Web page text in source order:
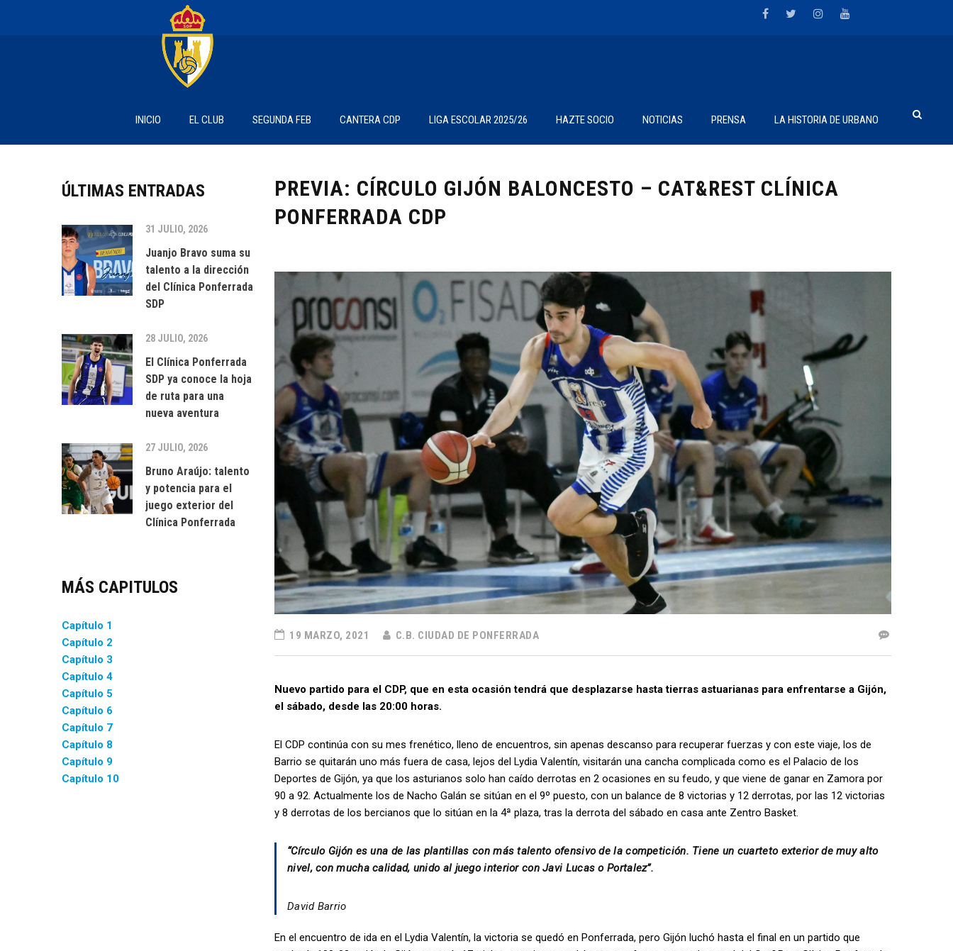
INICIO EL CLUB SEGUNDA FEB CANTERA CDP LIGA ESCOLAR 2025/26 HAZTE SOCIO NOTICIAS PRENSA LA HISTORIA DE URBANO
PREVIA: CÍRCULO GIJÓN BALONCESTO – CAT&REST CLÍNICA
PONFERRADA CDP
19 MARZO, 2021 C.B. CIUDAD DE PONFERRADA
Nuevo partido para el CDP, que en esta ocasión tendrá que desplazarse hasta tierras astuarianas para enfrentarse a Gijón,
el sábado, desde las 20:00 horas.
El CDP continúa con su mes frenético, lleno de encuentros, sin apenas descanso para recuperar fuerzas y con este viaje, los de
Barrio se quitarán uno más fuera de casa, lejos del Lydia Valentín, visitarán una cancha complicada como es el Palacio de los
Deportes de Gijón, ya que los asturianos solo han caído derrotas en 2 ocasiones en su feudo, y que viene de ganar en Zamora por
90 a 92. Actualmente los de Nacho Galán se sitúan en el 9º puesto, con un balance de 8 victorias y 12 derrotas, por las 12 victorias
y 8 derrotas de los bercianos que lo sitúan en la 4ª plaza, tras la derrota del sábado en casa ante Zentro Basket.
“Círculo Gijón es una de las plantillas con más talento ofensivo de la competición. Tiene un cuarteto exterior de muy alto
nivel, con mucha calidad, unido al juego interior con Javi Lucas o Portalez”.
David Barrio
En el encuentro de ida en el Lydia Valentín, la victoria se quedó en Ponferrada, pero Gijón luchó hasta el final en un partido que
ÚLTIMAS ENTRADAS
31 JULIO, 2026
Juanjo Bravo suma su
talento a la dirección
del Clínica Ponferrada
SDP
28 JULIO, 2026
El Clínica Ponferrada
SDP ya conoce la hoja
de ruta para una
nueva aventura
27 JULIO, 2026
Bruno Araújo: talento
y potencia para el
juego exterior del
Clínica Ponferrada
MÁS CAPITULOS
Capítulo 1
Capítulo 2
Capítulo 3
Capítulo 4
Capítulo 5
Capítulo 6
Capítulo 7
Capítulo 8
Capítulo 9
Capítulo 10